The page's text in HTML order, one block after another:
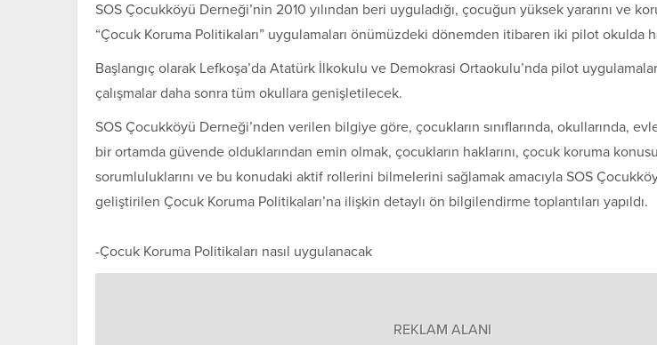
SOS Çocukköyü Derneği’nin 2010 yılından beri uyguladığı, çocuğun yüksek yararını ve
“Çocuk Koruma Politikaları” uygulamaları önümüzdeki dönemden itibaren iki pilot okulda
Başlangıç olarak Lefkoşa’da Atatürk İlkokulu ve Demokrasi Ortaokulu’nda pilot
çalışmalar daha sonra tüm okullara genişletilecek.
SOS Çocukköyü Derneği’nden verilen bilgiye göre, çocukların sınıflarında, okullarında,
bir ortamda güvende olduklarından emin olmak, çocukların haklarını, çocuk koruma
sorumluluklarını ve bu konudaki aktif rollerini bilmelerini sağlamak amacıyla SOS
geliştirilen Çocuk Koruma Politikaları’na ilişkin detaylı ön bilgilendirme toplantıları yapıldı.
-Çocuk Koruma Politikaları nasıl uygulanacak
REKLAM ALANI